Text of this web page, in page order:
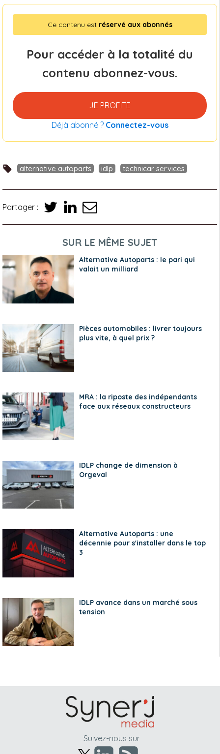
Ce contenu est réservé aux abonnés
Pour accéder à la totalité du
contenu abonnez-vous.
JE PROFITE
Déjà abonné ? Connectez-vous
alternative autoparts idlp technicar services
Partager :
SUR LE MÊME SUJET
Alternative Autoparts : le pari qui
valait un milliard
Pièces automobiles : livrer toujours
plus vite, à quel prix ?
MRA : la riposte des indépendants
face aux réseaux constructeurs
IDLP change de dimension à
Orgeval
Alternative Autoparts : une
décennie pour s'installer dans le top
3
IDLP avance dans un marché sous
tension
Suivez-nous sur